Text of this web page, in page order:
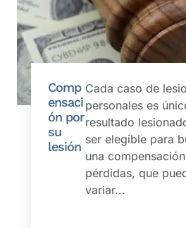
Comp
ensaci
ón por
su
lesión
Cada caso de
personales es
resultado
ser elegible para
una
pérdidas, que
variar...